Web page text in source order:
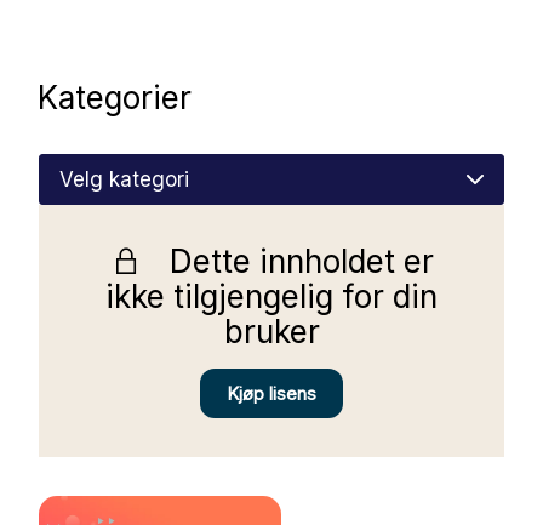
Kategorier
Dette innholdet er
ikke tilgjengelig for din
bruker
Kjøp lisens
Kontakt oss
Medlemssystem
Min konto